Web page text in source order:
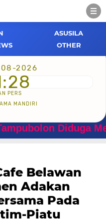
ASUSILA
OTHER
2026
PERS
MANDIRI
Diduga
Belawan
Adakan
Pada
Piatu